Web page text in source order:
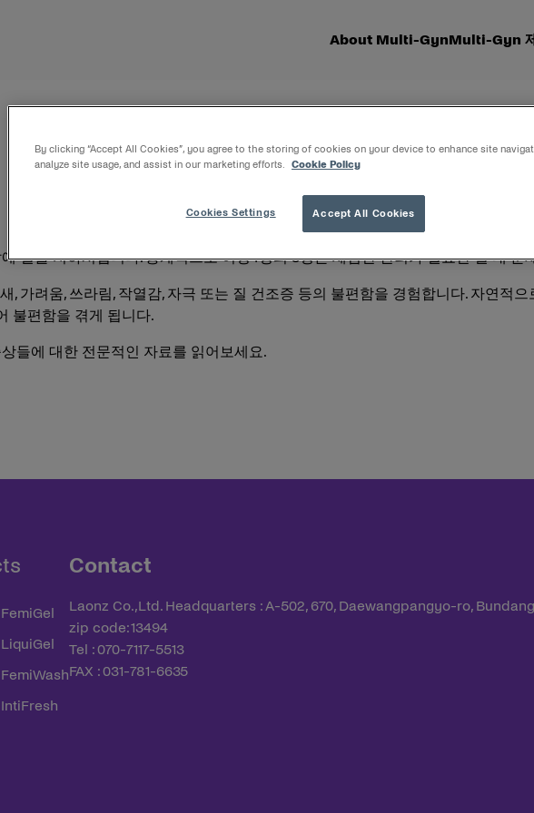
About Multi-GynMulti-Gyn
질을 저하시킵니다. 통계적으로 여성4명의 3명은 세심한 관리가 필요한 질 내 문
, 가려움, 쓰라림, 작열감, 자극 또는 질 건조증 등의 불편함을 경험합니다. 자연적
불편함을 겪게 됩니다.
들에 대한 전문적인 자료를 읽어보세요.
Contact
Laonz Co.,Ltd. Headquarters : A-502, 670, Daewangpangyo-ro,
zip code: 13494
Tel : 070-7117-5513
FAX : 031-781-6635
By clicking “Accept All Cookies”, you agree to the storing of cookies on your device to enhance site
analyze site usage, and assist in our marketing efforts.
Cookie Policy
Accept All Cookies
Cookies Settings